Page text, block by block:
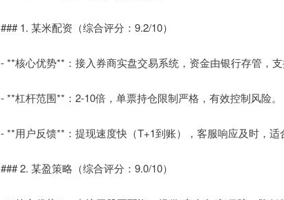
### 1. 某米配资（综合评分：9.2/10）
- **核心优势**：接入券商实盘交易系统，资金由银行存管，支
- **杠杆范围**：2-10倍，单票持仓限制严格，有效控制风险。
- **用户反馈**：提现速度快（T+1到账），客服响应及时，适
### 2. 某盈策略（综合评分：9.0/10）